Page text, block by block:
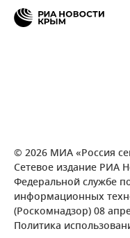
© 2026 МИА «Россия
Сетевое издание РИА
Федеральной службе
информационных
(Роскомнадзор) 08
Политика